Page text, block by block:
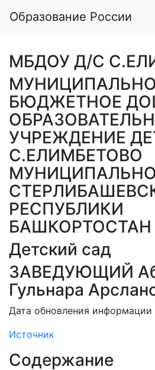
Образование России
МБДОУ Д/С
БЮДЖЕТНОЕ
УЧРЕЖДЕНИЕ
С.ЕЛИМБЕТОВО
РЕСПУБЛИКИ
БАШКОРТОСТАН
Детский сад
ЗАВЕДУЮЩИЙ
Гульнара
Дата обновления информации
Источник
Содержание